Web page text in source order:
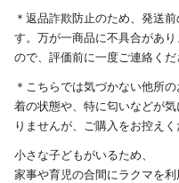
＊返品詐欺防止のため、発送
す。万が一商品に不具合があ
ので、評価前に一度ご連絡くだ
＊こちらでは気づかない他所
着の状態や、特に匂いなどが
りませんが、ご購入をお控え
小さな子どもがいるため、
家事や育児の合間にラクマを利